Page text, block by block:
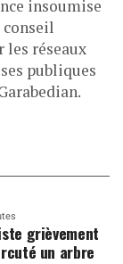
insoumise
conseil
les réseaux
publiques
grièvement
un arbre